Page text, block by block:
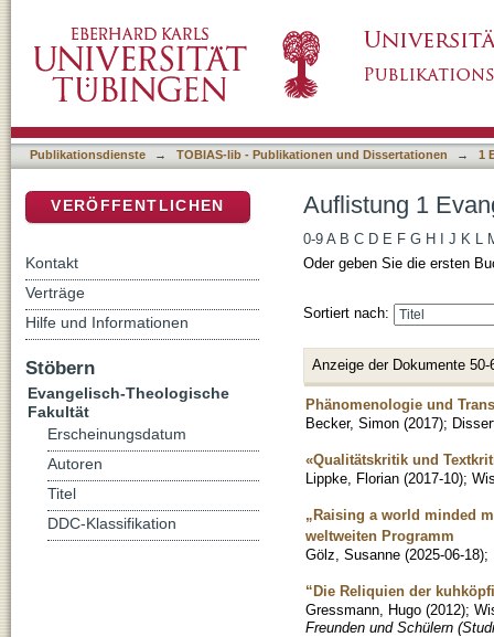
Publikationsdienste → TOBIAS-lib - Publikationen und Dissertationen → 1
Auflistung 1
0-9 A B C D E F G H J K L
Oder geben Sie die ersten
Sortiert nach:
Anzeige der Dokumente 50-
Phänomenologie und
Becker, Simon (2017);
«Qualitätskritik und
Lippke, Florian (2017-10);
„Raising a world minded
weltweiten Programm
Gölz, Susanne (2025-06-18);
“Die Reliquien der
Gressmann, Hugo (2012);
Freunden und Schülern
VERÖFFENTLICHEN
Kontakt
Verträge
Hilfe und Informationen
Stöbern
Evangelisch-Theologische
Fakultät
Erscheinungsdatum
Autoren
Titel
DDC-Klassifikation